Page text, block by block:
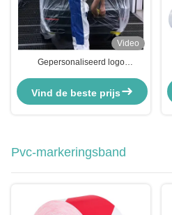
Video
Gepersonaliseerd logo
transparante
automobielmaskerfilm voor
Vind de beste prijs
Pvc-markeringsband